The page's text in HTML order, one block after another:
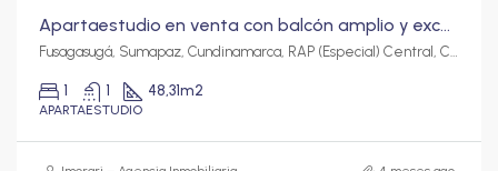
Apartaestudio en venta con balcón amplio y excelente proyección de valorización – Nibego
Fusagasugá, Sumapaz, Cundinamarca, RAP (Especial) Central, Colombia
1 1 48,31m2
APARTAESTUDIO